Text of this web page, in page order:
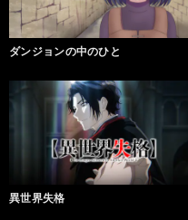
ダンジョンの中のひと
異世界失格